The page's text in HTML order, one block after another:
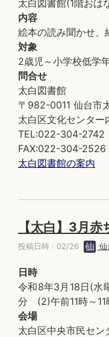
太白図書館(1階おは
内容
絵本の読み聞かせ、
対象
2歳児～小学校低学
問合せ
太白図書館
〒982-0011 仙台市
太白区文化センター
TEL:022-304-2742
FAX:022-304-2526
太白図書館の案内
【太白】3月
投稿日時 : 02/26 仙
日時
令和8年3月18日(
分 (2)午前11時～11
会場
太白区中央市民セン